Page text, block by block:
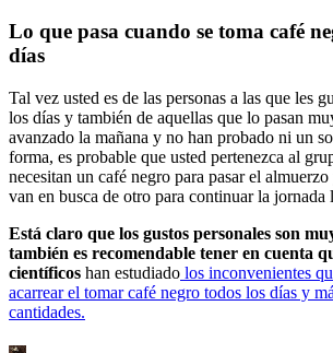
Lo que pasa cuando se toma café
días
Tal vez usted es de las personas a las que les
los días y también de aquellas que lo pasan
avanzado la mañana y no han probado ni un
forma, es probable que usted pertenezca al
necesitan un café negro para pasar el
van en busca de otro para continuar la jornada
Está claro que los gustos personales son
también es recomendable tener en cuenta
científicos han estudiado los inconvenientes
acarrear el tomar café negro todos los días y
cantidades.